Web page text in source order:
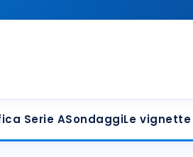
Serie ASondaggiLe